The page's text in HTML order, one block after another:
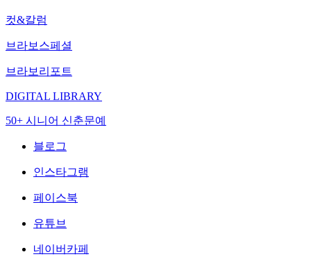
컷&칼럼
브라보스페셜
브라보리포트
DIGITAL LIBRARY
50+ 시니어 신춘문예
블로그
인스타그램
페이스북
유튜브
네이버카페